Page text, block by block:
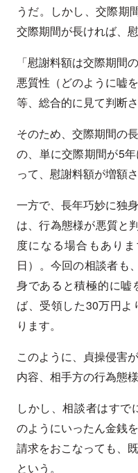
うだ。しかし、交際期
交際期間が長ければ、
「慰謝料額は交際期間
悪質性（どのように嘘
等、総合的に見て判断さ
そのため、交際期間の
の、単に交際期間が5
って、慰謝料額が増額
一方で、長年巧妙に独
は、行為態様が悪質と
度になる場合もあり
日）。今回の相談者も
身であると積極的に嘘
ば、受領した30万円
ります。
このように、貞操侵害
内容、相手方の行為態
しかし、相談者はすで
のようにいったん金銭
請求をおこなっても、
という。